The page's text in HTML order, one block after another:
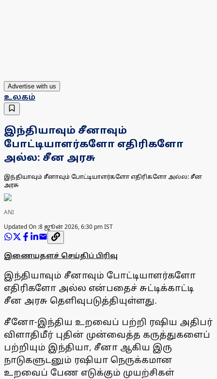
Advertise with us
உலகம்
இந்தியாவும் சீனாவும்
போட்டியாளர்களோ எதிரிகளோ
அல்ல: சீன அரசு
இந்தியாவும் சீனாவும் போட்டியாளர்களோ எதிரிகளோ அல்ல: சீன
அரசு
ANI
Updated On :8 ஜூன் 2026, 6:30 pm IST
இணையதளச் செய்திப் பிரிவு
இந்தியாவும் சீனாவும் போட்டியாளர்களோ
எதிரிகளோ அல்ல என்பதைச் சுட்டிக்காட்டி
சீன அரசு தெளிவுபடுத்தியுள்ளது.
சீனோ-இந்திய உறவைப் பற்றி ரஷிய அதிபர்
விளாதிமீர் புதின் முன்வைத்த கருத்துகளைப்
பற்றியும் இந்தியா, சீனா ஆகிய இரு
நாடுகளுடனும் ரஷியா நெருக்கமான
உறவைப் பேண எடுக்கும் முயற்சிகள்